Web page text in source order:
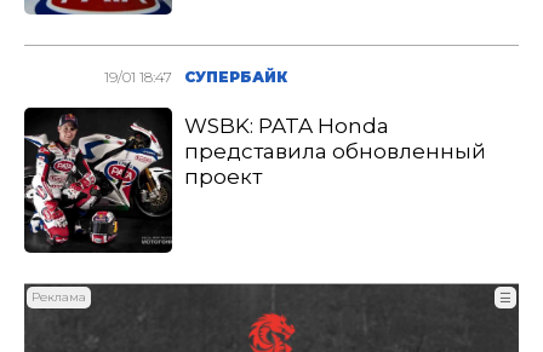
19/01 18:47 СУПЕРБАЙК
WSBK: PATA Honda
представила обновленный
проект
Реклама ☰